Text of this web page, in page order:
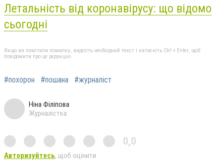
Летальність від коронавірусу: що відомо
сьогодні
Якщо ви помітили помилку, виділіть необхідний текст і натисніть Ctrl + Enter, щоб
повідомити про це редакцію
#похорон #пошана #журналіст
Ніна Філіпова
Журналістка
0,0
Авторизуйтесь, щоб оцінити